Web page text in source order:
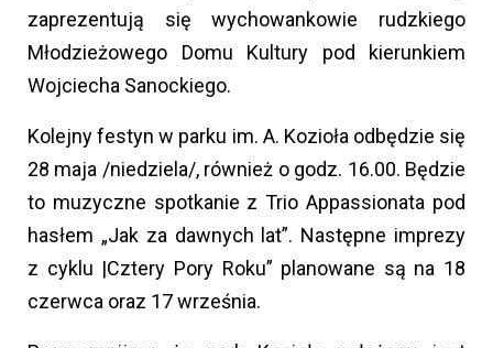
zaprezentują się wychowankowie rudzkiego
Młodzieżowego Domu Kultury pod kierunkiem
Wojciecha Sanockiego.
Kolejny festyn w parku im. A. Kozioła odbędzie się
28 maja /niedziela/, również o godz. 16.00. Będzie
to muzyczne spotkanie z Trio Appassionata pod
hasłem „Jak za dawnych lat”. Następne imprezy
z cyklu |Cztery Pory Roku” planowane są na 18
czerwca oraz 17 września.